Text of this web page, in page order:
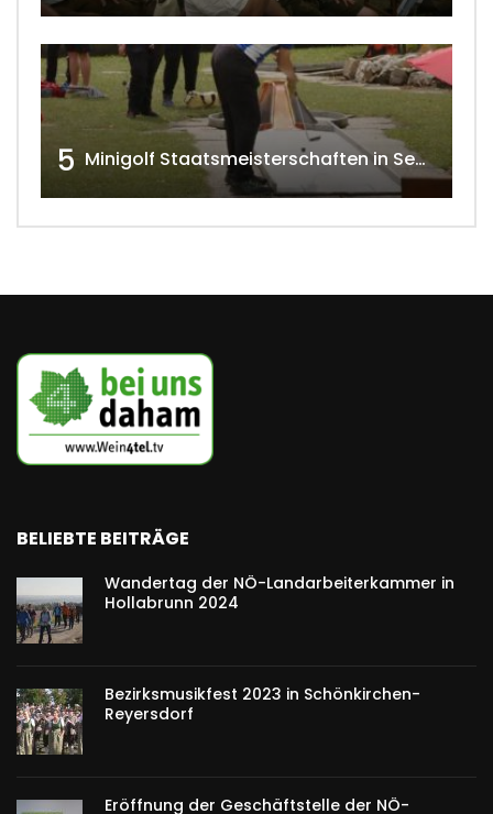
5 Minigolf Staatsmeisterschaften in Seefeld-Kadolz w4tv174
BELIEBTE BEITRÄGE
Wandertag der NÖ-Landarbeiterkammer in
Hollabrunn 2024
Bezirksmusikfest 2023 in Schönkirchen-
Reyersdorf
Eröffnung der Geschäftstelle der NÖ-